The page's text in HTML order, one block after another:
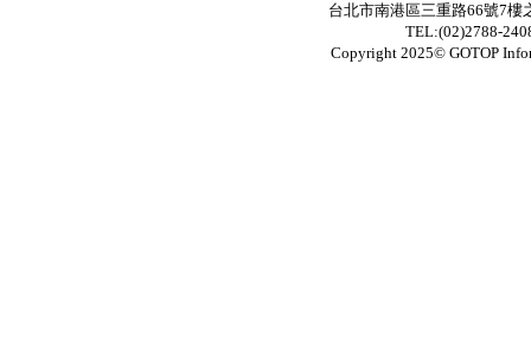
台北市南港區三重路66號7樓
TEL:(02)2788-
Copyright 2025© GOTOP